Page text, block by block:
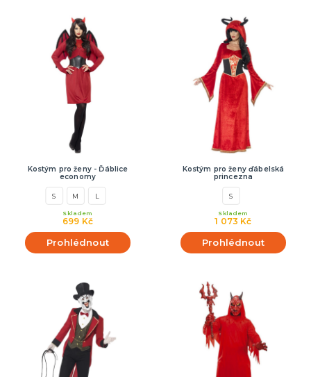
Kostým pro ženy - Ďáblice
economy
S M L
699 Kč
Skladem
Prohlédnout
Kostým pro ženy ďábelská
princezna
S
1 073 Kč
Skladem
Prohlédnout